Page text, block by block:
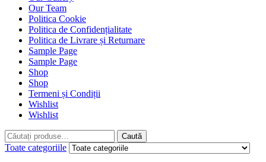
Our Team
Politica Cookie
Politica de Confidențialitate
Politica de Livrare și Returnare
Sample Page
Sample Page
Shop
Shop
Termeni și Condiții
Wishlist
Wishlist
Caută
Caută
Toate categoriile